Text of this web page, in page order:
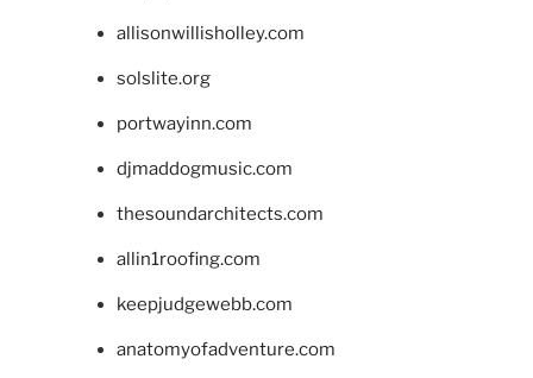
allisonwillisholley.com
solslite.org
portwayinn.com
djmaddogmusic.com
thesoundarchitects.com
allin1roofing.com
keepjudgewebb.com
anatomyofadventure.com